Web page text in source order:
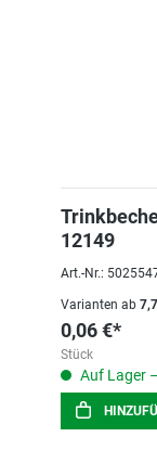
12149
Art.-Nr.:
Varianten ab
0,06 €*
Stück
Auf Lager